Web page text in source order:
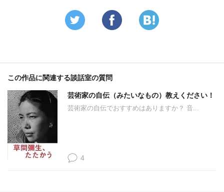
この作品に関連する談話室の質問
芸術家の自伝（みたいなもの）教えください！
芸術家の自伝でおすすめはありますか？ 音...
4